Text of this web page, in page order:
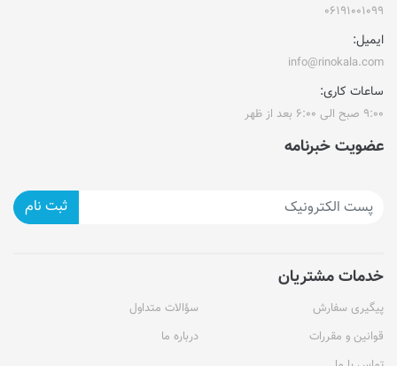
۰۶۱۹۱۰۰۱۰۹۹
ایمیل:
info@rinokala.com
ساعات کاری:
۹:۰۰ صبح الی ۶:۰۰ بعد از ظهر
عضویت خبرنامه
ثبت نام
خدمات مشتریان
پیگیری سفارش
سؤالات متداول
قوانین و مقررات
درباره ما